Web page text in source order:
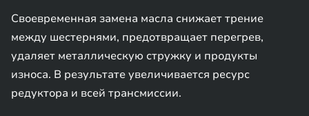
Своевременная замена масла снижает трение
между шестернями, предотвращает перегрев,
удаляет металлическую стружку и продукты
износа. В результате увеличивается ресурс
редуктора и всей трансмиссии.